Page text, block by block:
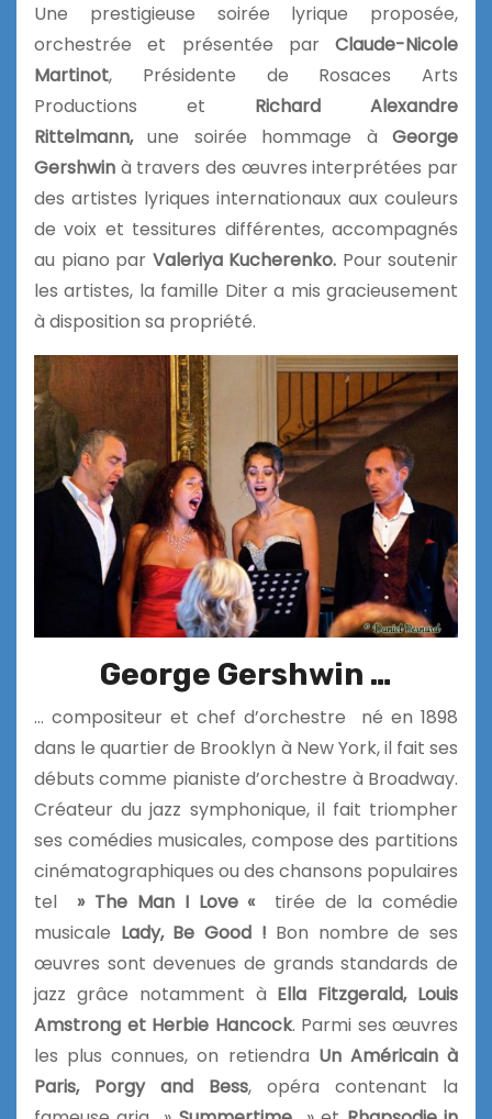
Une prestigieuse soirée lyrique proposée,
orchestrée et présentée par Claude-Nicole
Martinot, Présidente de Rosaces Arts
Productions et Richard Alexandre
Rittelmann,une soirée hommage àGeorge
Gershwin à travers des œuvres interprétées par
des artistes lyriques internationaux aux couleurs
de voix et tessitures différentes, accompagnés
au piano par Valeriya Kucherenko. Pour soutenir
les artistes, la famille Diter a mis gracieusement
à disposition sa propriété.
George Gershwin …
… compositeur et chef d’orchestre né en 1898
dans le quartier de Brooklyn à New York, il fait ses
débuts comme pianiste d’orchestre à Broadway.
Créateur du jazz symphonique, il fait triompher
ses comédies musicales, compose des partitions
cinématographiques ou des chansons populaires
tel
» The Man I Love «
tirée de la comédie
musicale Lady, Be Good ! Bon nombre de ses
œuvres sont devenues de grands standards de
jazz grâce notamment à Ella Fitzgerald, Louis
Amstrong et Herbie Hancock. Parmi ses œuvres
les plus connues, on retiendra Un Américain à
Paris, Porgy and Bess, opéra contenant la